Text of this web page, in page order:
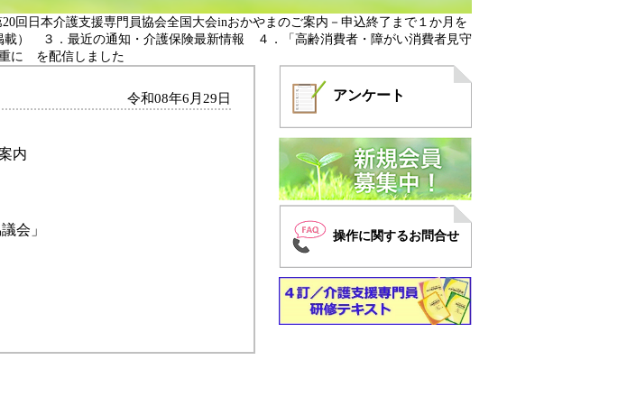
回日本介護支援専門員協会全国大会inおかやまのご案内－申込終了まで１か月を
） ３．最近の通知・介護保険最新情報 ４．「高齢消費者・障がい消費者見守
重に を配信しました
令和08年6月29日
内
会」
アンケート
操作に関するお問合せ